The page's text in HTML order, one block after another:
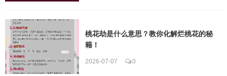
桃花劫是什么意思？教你化解烂桃花的秘
籍！
2026-07-07 0